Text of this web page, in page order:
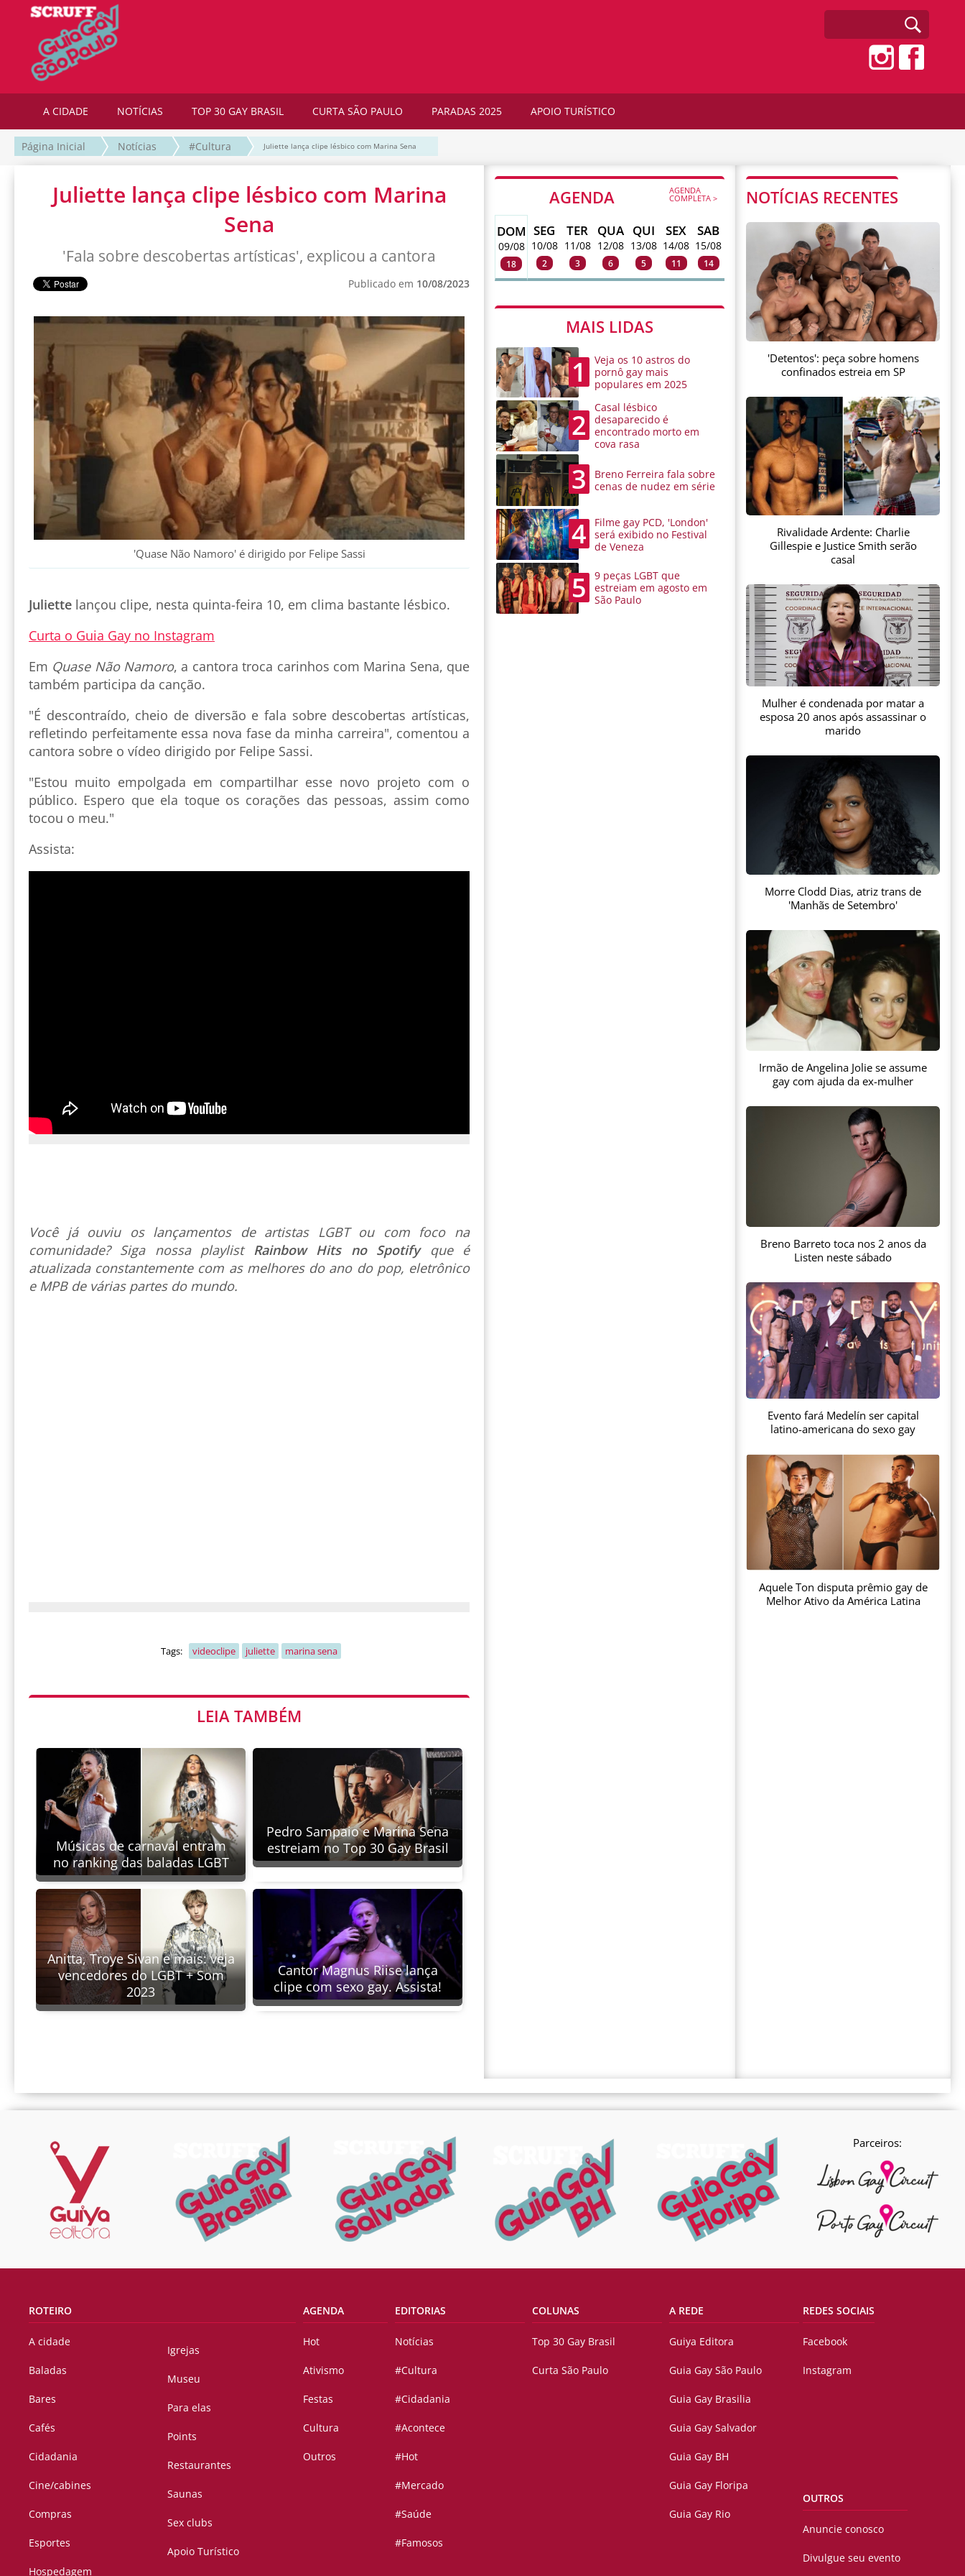
A CIDADE NOTÍCIAS TOP 30 GAY BRASIL CURTA SÃO PAULO PARADAS 2025 APOIO TURÍSTICO
Página Inicial Notícias #Cultura Juliette lança clipe lésbico com Marina Sena
Juliette lança clipe lésbico com Marina
Sena
'Fala sobre descobertas artísticas', explicou a cantora
Publicado em 10/08/2023
'Quase Não Namoro' é dirigido por Felipe Sassi
Juliette lançou clipe, nesta quinta-feira 10, em clima bastante lésbico.
Curta o Guia Gay no Instagram
Em Quase Não Namoro, a cantora troca carinhos com Marina Sena, que
também participa da canção.
"É descontraído, cheio de diversão e fala sobre descobertas artísticas,
refletindo perfeitamente essa nova fase da minha carreira", comentou a
cantora sobre o vídeo dirigido por Felipe Sassi.
"Estou muito empolgada em compartilhar esse novo projeto com o
público. Espero que ela toque os corações das pessoas, assim como
tocou o meu."
Assista:
Você já ouviu os lançamentos de artistas LGBT ou com foco na
comunidade? Siga nossa playlist Rainbow Hits no Spotify que é
atualizada constantemente com as melhores do ano do pop, eletrônico
e MPB de várias partes do mundo.
Tags: videoclipe juliette marina sena
LEIA TAMBÉM
Músicas de carnaval entram
no ranking das baladas LGBT
Pedro Sampaio e Marina Sena
estreiam no Top 30 Gay Brasil
Anitta, Troye Sivan e mais: veja
vencedores do LGBT + Som
2023
Cantor Magnus Riise lança
clipe com sexo gay. Assista!
AGENDA AGENDA
COMPLETA >
DOM
09/08
18
SEG
10/08
2
TER
11/08
3
QUA
12/08
6
QUI
13/08
5
SEX
14/08
11
SAB
15/08
14
MAIS LIDAS
1
Veja os 10 astros do
pornô gay mais
populares em 2025
2
Casal lésbico
desaparecido é
encontrado morto em
cova rasa
3
Breno Ferreira fala sobre
cenas de nudez em série
4
Filme gay PCD, 'London'
será exibido no Festival
de Veneza
5
9 peças LGBT que
estreiam em agosto em
São Paulo
NOTÍCIAS RECENTES
'Detentos': peça sobre homens
confinados estreia em SP
Rivalidade Ardente: Charlie
Gillespie e Justice Smith serão
casal
Mulher é condenada por matar a
esposa 20 anos após assassinar o
marido
Morre Clodd Dias, atriz trans de
'Manhãs de Setembro'
Irmão de Angelina Jolie se assume
gay com ajuda da ex-mulher
Breno Barreto toca nos 2 anos da
Listen neste sábado
Evento fará Medelín ser capital
latino-americana do sexo gay
Aquele Ton disputa prêmio gay de
Melhor Ativo da América Latina
Parceiros:
ROTEIRO
A cidade
Baladas
Bares
Cafés
Cidadania
Cine/cabines
Compras
Esportes
Hospedagem
Igrejas
Museu
Para elas
Points
Restaurantes
Saunas
Sex clubs
Apoio Turístico
AGENDA
Hot
Ativismo
Festas
Cultura
Outros
EDITORIAS
Notícias
#Cultura
#Cidadania
#Acontece
#Hot
#Mercado
#Saúde
#Famosos
COLUNAS
Top 30 Gay Brasil
Curta São Paulo
A REDE
Guiya Editora
Guia Gay São Paulo
Guia Gay Brasilia
Guia Gay Salvador
Guia Gay BH
Guia Gay Floripa
Guia Gay Rio
REDES SOCIAIS
Facebook
Instagram
OUTROS
Anuncie conosco
Divulgue seu evento